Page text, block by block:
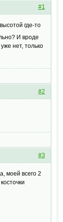
#1
где-то
И вроде
нет, только
#2
#3
моей всего 2